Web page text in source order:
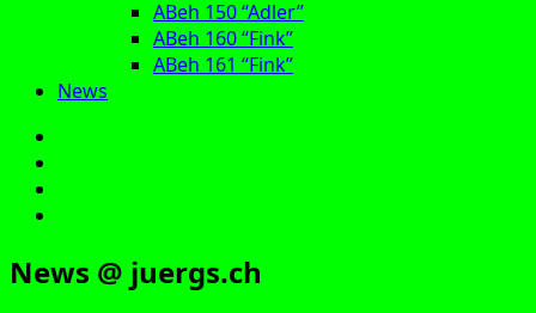
ABeh 150 “Adler”
ABeh 160 “Fink”
ABeh 161 “Fink”
News
News @ juergs.ch